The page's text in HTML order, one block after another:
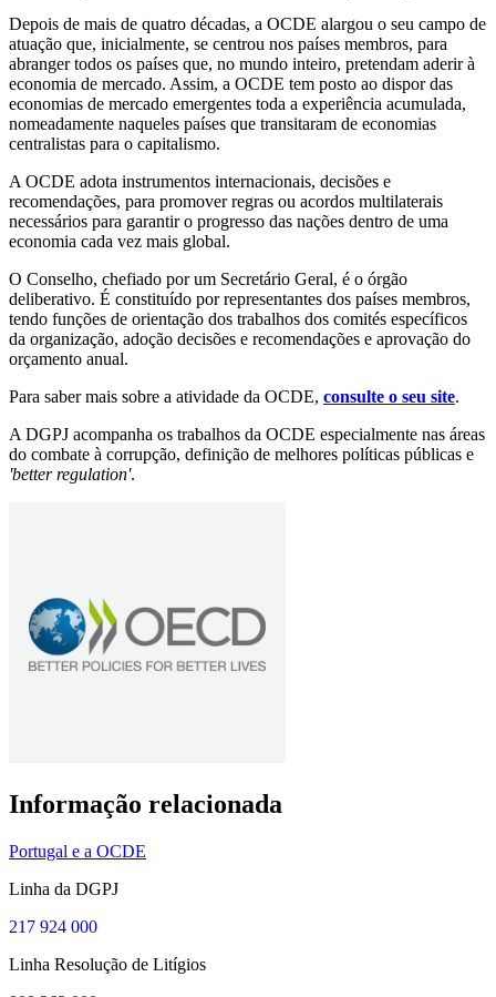
Depois de mais de quatro décadas, a OCDE alargou o seu campo de
atuação que, inicialmente, se centrou nos países membros, para
abranger todos os países que, no mundo inteiro, pretendam aderir à
economia de mercado. Assim, a OCDE tem posto ao dispor das
economias de mercado emergentes toda a experiência acumulada,
nomeadamente naqueles países que transitaram de economias
centralistas para o capitalismo.
A OCDE adota instrumentos internacionais, decisões e
recomendações, para promover regras ou acordos multilaterais
necessários para garantir o progresso das nações dentro de uma
economia cada vez mais global.
O Conselho, chefiado por um Secretário Geral, é o órgão
deliberativo. É constituído por representantes dos países membros,
tendo funções de orientação dos trabalhos dos comités específicos
da organização, adoção decisões e recomendações e aprovação do
orçamento anual.
Para saber mais sobre a atividade da OCDE, consulte o seu site.
A DGPJ acompanha os trabalhos da OCDE especialmente nas áreas
do combate à corrupção, definição de melhores políticas públicas e
'better regulation'.
Informação relacionada
Portugal e a OCDE
Linha da DGPJ
217 924 000
Linha Resolução de Litígios